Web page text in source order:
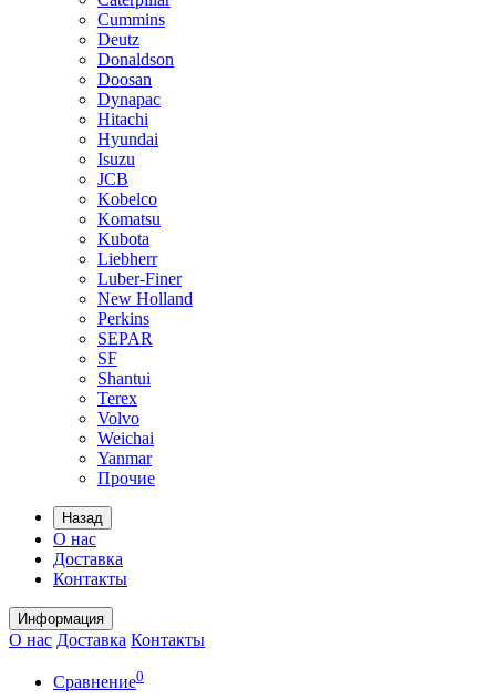
Cummins
Deutz
Donaldson
Doosan
Dynapac
Hitachi
Hyundai
Isuzu
JCB
Kobelco
Komatsu
Kubota
Liebherr
Luber-Finer
New Holland
Perkins
SEPAR
SF
Shantui
Terex
Volvo
Weichai
Yanmar
Прочие
Назад
О нас
Доставка
Контакты
Информация
О нас Доставка Контакты
Сравнение0